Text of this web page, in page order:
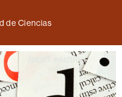
de Ciencias